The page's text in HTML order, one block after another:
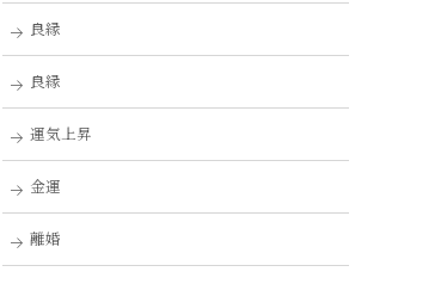
良縁
良縁
運気上昇
金運
離婚